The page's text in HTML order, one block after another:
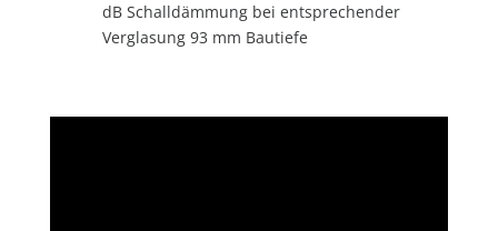
dB Schalldämmung bei entsprechender
Verglasung 93 mm Bautiefe